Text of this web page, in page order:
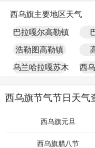
西乌旗主要地区天气
巴拉嘎尔高勒镇
浩勒图高勒镇
乌兰哈拉嘎苏木 西
西乌旗节气节日天气
西乌旗元旦
西乌旗腊八节